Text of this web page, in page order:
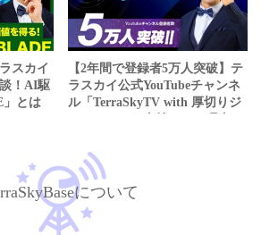
スカイ
！AI駆
」とは
【2年間で登録者5万人突破】テ
ラスカイ公式YouTubeチャンネ
ル「TerraSkyTV with 厚切りジ
について